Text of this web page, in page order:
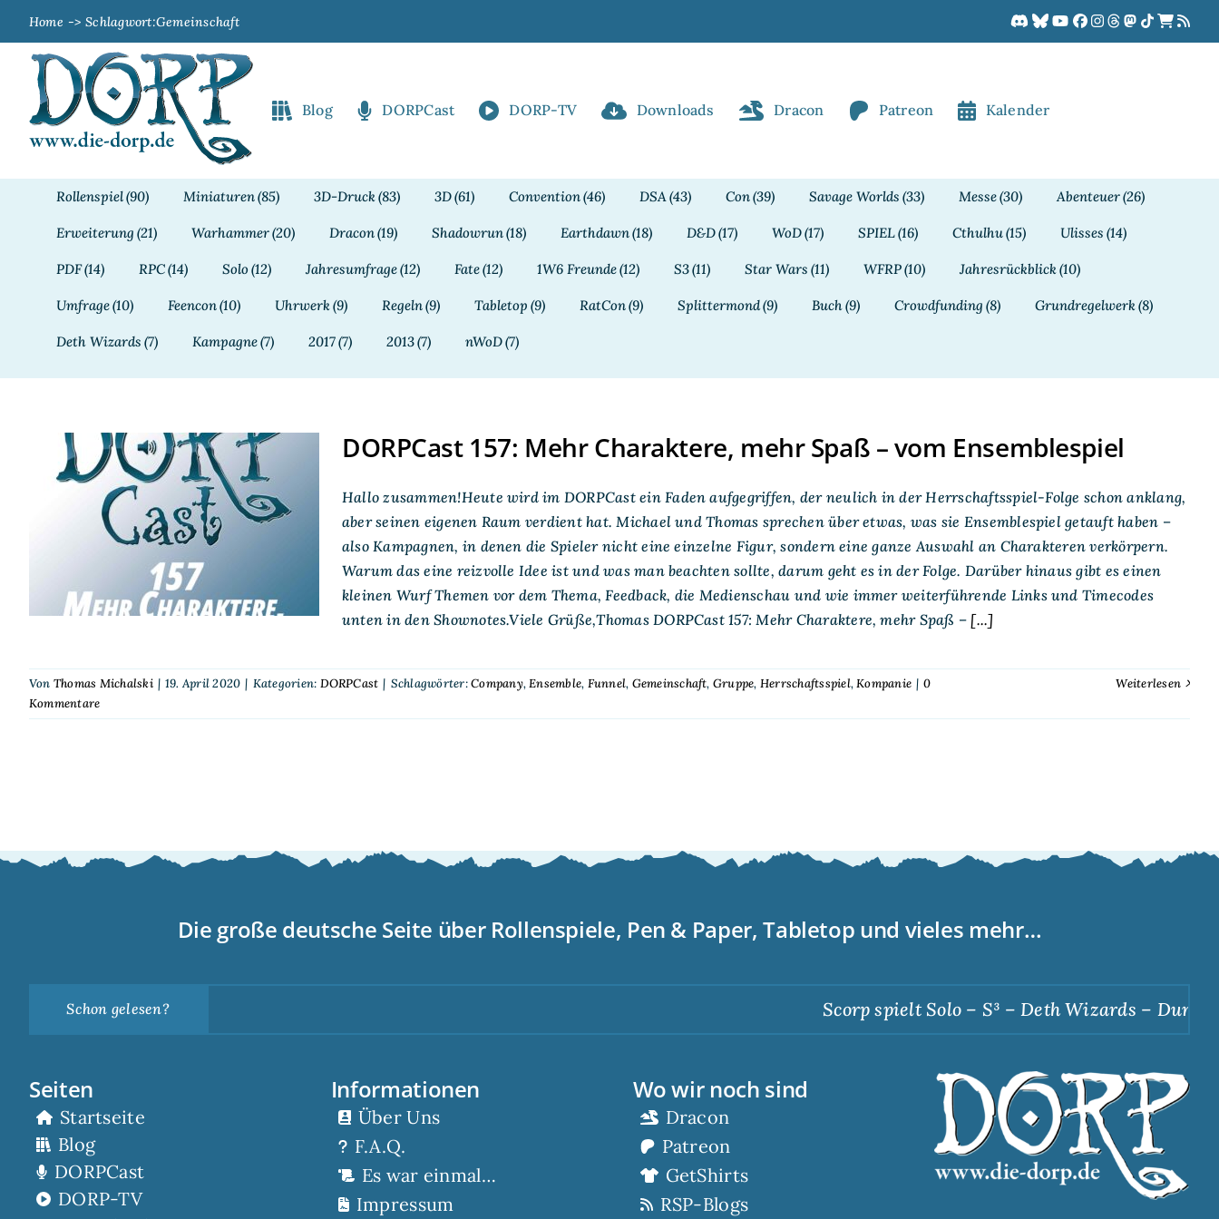
springen
Home Schlagwort:Gemeinschaft
Blog DORPCast DORP-TV Downloads Dracon Patreon Kalender
Rollenspiel(90) Miniaturen(85) 3D-Druck(83) 3D(61) Convention(46) DSA(43) Con(39) Savage Worlds (33) Messe(30) Abenteuer(26)
Erweiterung (21) Warhammer(20) Dracon(19) Shadowrun(18) Earthdawn(18) D&D(17) WoD(17) SPIEL(16) Cthulhu(15) Ulisses (14)
PDF(14) RPC(14) Solo(12) Jahresumfrage(12) Fate(12) 1W6 Freunde(12) S3(11) Star Wars (11) WFRP(10) Jahresrückblick(10)
Umfrage(10) Feencon(10) Uhrwerk(9) Regeln(9) Tabletop (9) RatCon(9) Splittermond(9) Buch(9) Crowdfunding (8) Grundregelwerk(8)
Deth Wizards (7) Kampagne(7) 2017(7) 2013(7) nWoD(7)
DORPCast 157: Mehr
Charaktere, mehr Spaß
– vom Ensemblespiel
DORPCast 157: Mehr Charaktere, mehr Spaß – vom Ensemblespiel
Hallo zusammen!Heute wird im DORPCast ein Faden aufgegriffen, der neulich in der Herrschaftsspiel-Folge schon anklang,
aber seinen eigenen Raum verdient hat. Michael und Thomas sprechen über etwas, was sie Ensemblespiel getauft haben –
also Kampagnen, in denen die Spieler nicht eine einzelne Figur, sondern eine ganze Auswahl an Charakteren verkörpern.
Warum das eine reizvolle Idee ist und was man beachten sollte, darum geht es in der Folge. Darüber hinaus gibt es einen
kleinen Wurf Themen vor dem Thema, Feedback, die Medienschau und wie immer weiterführende Links und Timecodes
unten in den Shownotes.Viele Grüße,Thomas DORPCast 157: Mehr Charaktere, mehr Spaß – [...]
Von Thomas Michalski | 19. April 2020 | Kategorien: DORPCast | Schlagwörter:Company,Ensemble, Funnel, Gemeinschaft, Gruppe, Herrschaftsspiel,Kompanie | 0
Kommentare
Weiterlesen
Die große deutsche Seite über Rollenspiele, Pen & Paper, Tabletop und vieles mehr…
Schon gelesen? Scorp spielt Solo – S³ – Deth Wizards – Dunkle
Seiten
Startseite
Blog
DORPCast
DORP-TV
Informationen
Über Uns
F.A.Q.
Es war einmal…
Impressum
Wo wir noch sind
Dracon
Patreon
GetShirts
RSP-Blogs